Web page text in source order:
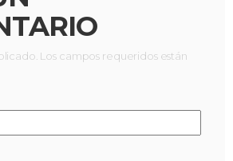
Los campos requeridos están